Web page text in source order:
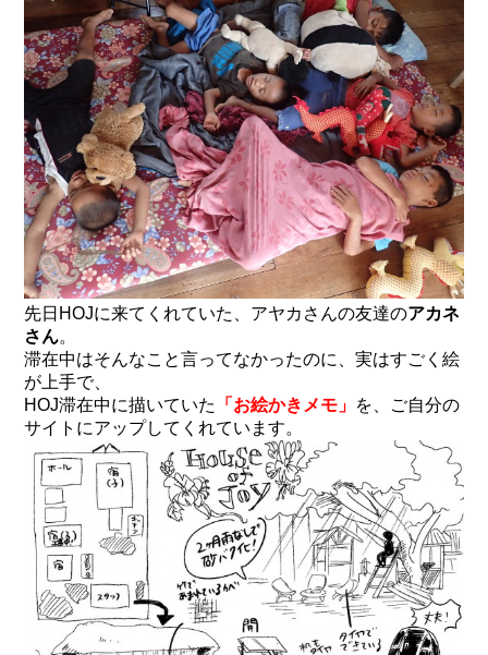
先日HOJに来てくれていた、アヤカさんの友達のアカネ
さん。
滞在中はそんなこと言ってなかったのに、実はすごく絵
が上手で、
HOJ滞在中に描いていた
「お絵かきメモ」 を、ご自分の
サイトにアップしてくれています。